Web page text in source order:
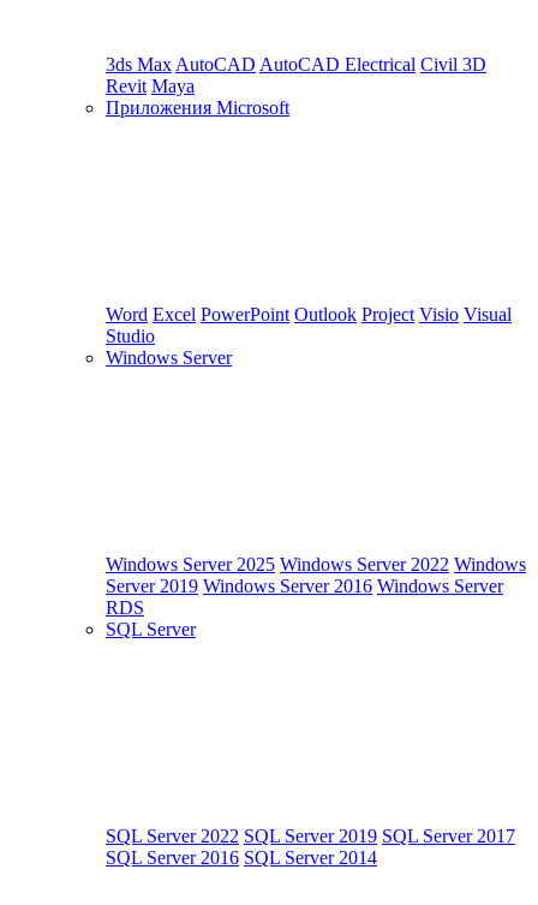
3ds Max AutoCAD AutoCAD Electrical Civil 3D
Revit Maya
Приложения Microsoft
Word Excel PowerPoint Outlook Project Visio Visual
Studio
Windows Server
Windows Server 2025 Windows Server 2022 Windows
Server 2019 Windows Server 2016 Windows Server
RDS
SQL Server
SQL Server 2022 SQL Server 2019 SQL Server 2017
SQL Server 2016 SQL Server 2014